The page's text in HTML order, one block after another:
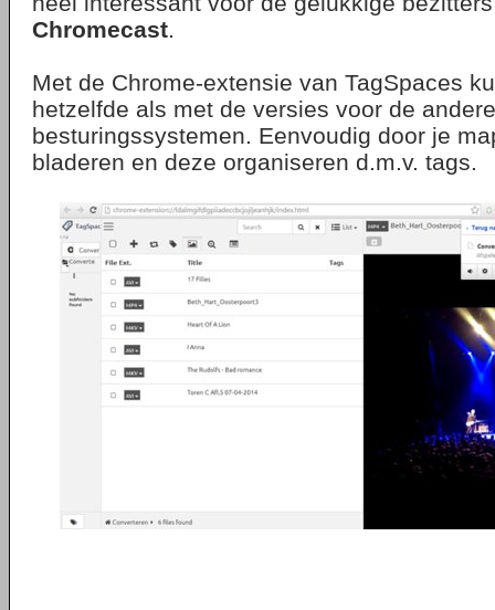
Chromecast.
Met de Chrome-extensie van TagSpaces
hetzelfde als met de versies voor de andere
besturingssystemen. Eenvoudig door je
bladeren en deze organiseren d.m.v. tags.